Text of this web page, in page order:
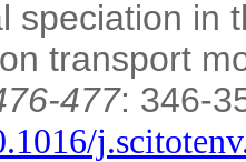
speciation in
transport
477: 346-